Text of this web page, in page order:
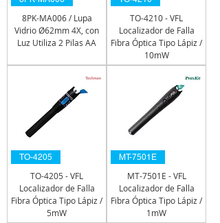
8PK-MA006 / Lupa
Vidrio Ø62mm 4X, con
Luz Utiliza 2 Pilas AA
TO-4210 - VFL
Localizador de Falla
Fibra Óptica Tipo Lápiz /
10mW
TO-4205
TO-4205 - VFL
Localizador de Falla
Fibra Óptica Tipo Lápiz /
5mW
MT-7501E
MT-7501E - VFL
Localizador de Falla
Fibra Óptica Tipo Lápiz /
1mW